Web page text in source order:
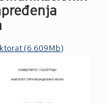
(6.609Mb)